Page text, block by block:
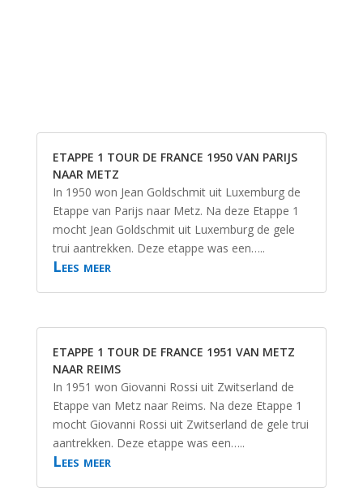
ETAPPE 1 TOUR DE FRANCE 1950 VAN PARIJS
NAAR METZ
In 1950 won Jean Goldschmit uit Luxemburg de
Etappe van Parijs naar Metz. Na deze Etappe 1
mocht Jean Goldschmit uit Luxemburg de gele
trui aantrekken. Deze etappe was een…..
Lees meer
ETAPPE 1 TOUR DE FRANCE 1951 VAN METZ
NAAR REIMS
In 1951 won Giovanni Rossi uit Zwitserland de
Etappe van Metz naar Reims. Na deze Etappe 1
mocht Giovanni Rossi uit Zwitserland de gele trui
aantrekken. Deze etappe was een…..
Lees meer